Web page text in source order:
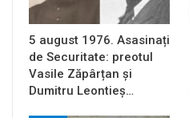
5 august 1976. Asasinați
de Securitate: preotul
Vasile Zăpârțan și
Dumitru Leontieș…